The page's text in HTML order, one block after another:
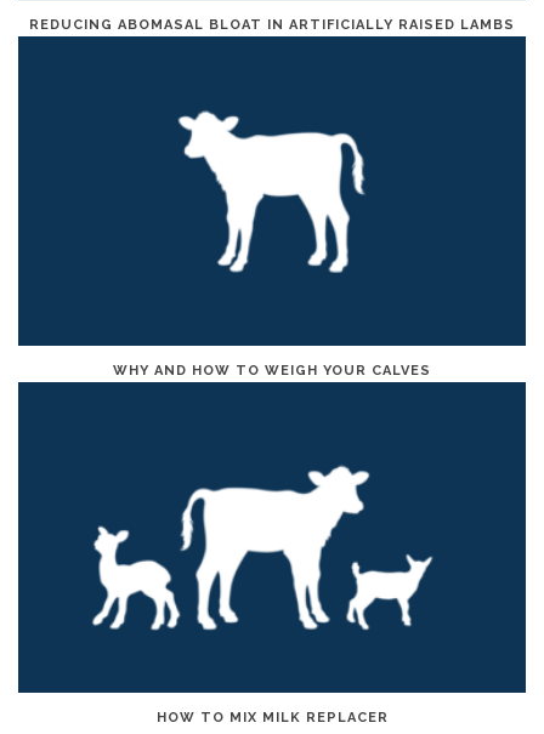
REDUCING ABOMASAL BLOAT IN ARTIFICIALLY RAISED LAMBS
WHY AND HOW TO WEIGH YOUR CALVES
HOW TO MIX MILK REPLACER